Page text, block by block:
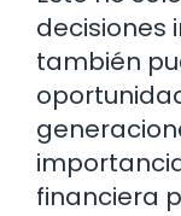
decisiones
también
financiera